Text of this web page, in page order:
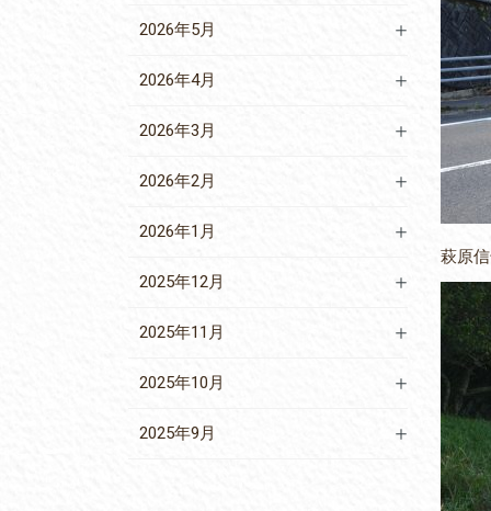
2026年5月
2026年4月
2026年3月
2026年2月
2026年1月
2025年12月
2025年11月
2025年10月
2025年9月
萩原